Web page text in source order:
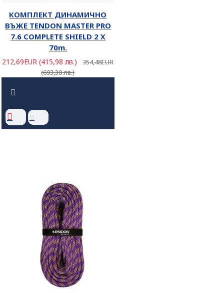
КОМПЛЕКТ ДИНАМИЧНО
ВЪЖЕ TENDON MASTER PRO
7.6 COMPLETE SHIELD 2 Х
70m.
212,69EUR (415,98 лв.)
354,48EUR
(693,30 лв.)